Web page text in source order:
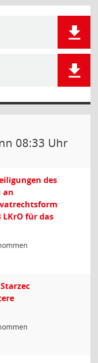
08:33 Uhr
des
an
LKrO für das